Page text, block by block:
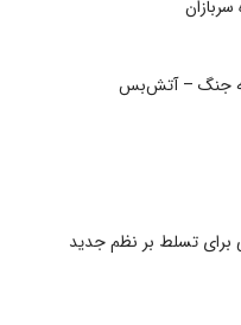
جنگ – آتش‌بس
برای تسلط بر نظم جدید